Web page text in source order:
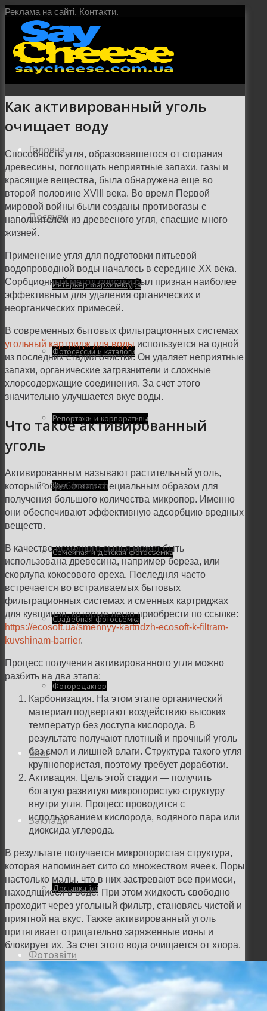
Реклама на сайті. Контакти.
Головна
Послуги
Интерьер и архитектура
Фотосессии и каталоги
Репортажи и корпоративы
Фуд фотограф
Семейная и детская фотосъемка
Свадебная фотосъёмка
Фоторедактор
Блог
Заклади
Доставка їжі
Фотозвіти
Как активированный уголь
очищает воду
Способность угля, образовавшегося от сгорания
древесины, поглощать неприятные запахи, газы и
красящие вещества, была обнаружена еще во
второй половине XVIII века. Во время Первой
мировой войны были созданы противогазы с
наполнителем из древесного угля, спасшие много
жизней.
Применение угля для подготовки питьевой
водопроводной воды началось в середине XX века.
Сорбционный метод очистки был признан наиболее
эффективным для удаления органических и
неорганических примесей.
В современных бытовых фильтрационных системах
угольный картридж для водыиспользуется на одной
из последних стадий очистки. Он удаляет неприятные
запахи, органические загрязнители и сложные
хлорсодержащие соединения. За счет этого
значительно улучшается вкус воды.
Что такое активированный
уголь
Активированным называют растительный уголь,
который обработали специальным образом для
получения большого количества микропор. Именно
они обеспечивают эффективную адсорбцию вредных
веществ.
В качестве исходного сырья может быть
использована древесина, например береза, или
скорлупа кокосового ореха. Последняя часто
встречается во встраиваемых бытовых
фильтрационных системах и сменных картриджах
для кувшинов, которые легко приобрести по ссылке:
https://ecosoft.ua/smennyy-kartridzh-ecosoft-k-filtram-
kuvshinam-barrier.
Процесс получения активированного угля можно
разбить на два этапа:
Карбонизация. На этом этапе органический
материал подвергают воздействию высоких
температур без доступа кислорода. В
результате получают плотный и прочный уголь
без смол и лишней влаги. Структура такого угля
крупнопористая, поэтому требует доработки.
Активация. Цель этой стадии — получить
богатую развитую микропористую структуру
внутри угля. Процесс проводится с
использованием кислорода, водяного пара или
диоксида углерода.
В результате получается микропористая структура,
которая напоминает сито со множеством ячеек. Поры
настолько малы, что в них застревают все примеси,
находящиеся в воде. При этом жидкость свободно
проходит через угольный фильтр, становясь чистой и
приятной на вкус. Также активированный уголь
притягивает отрицательно заряженные ионы и
блокирует их. За счет этого вода очищается от хлора.